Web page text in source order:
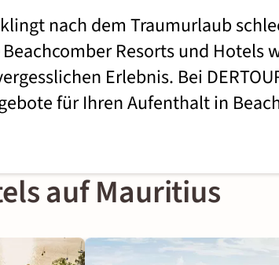
nach dem Traumurlaub
Resorts und Hotels
Erlebnis. Bei
für Ihren Aufenthalt in
auf Mauritius